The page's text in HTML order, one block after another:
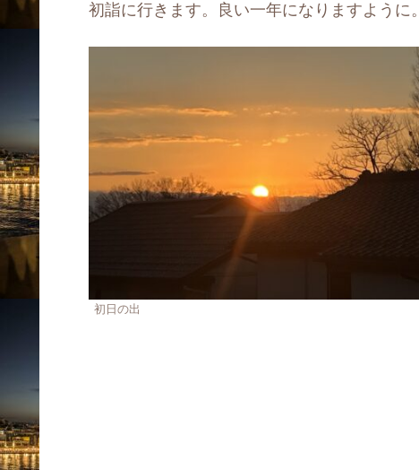
初詣に行きます。良い一年になりますように。
初日の出